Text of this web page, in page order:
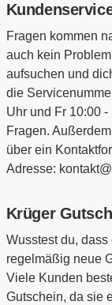
Fragen kommen
auch kein
aufsuchen und
die
Uhr und Fr 10:00
Fragen.
über ein
Adresse:
Krüger
Wusstest du,
regelmäßig neue
Viele Kunden
Gutschein, da sie